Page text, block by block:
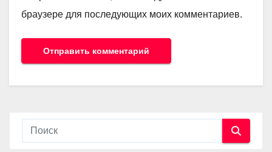
браузере для последующих моих комментариев.